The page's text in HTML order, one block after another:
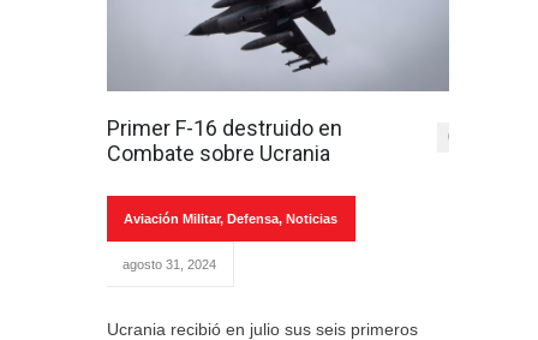
Primer F-16 destruido en
Combate sobre Ucrania
0
Aviación Militar, Defensa, Noticias
agosto 31, 2024
Ucrania recibió en julio sus seis primeros